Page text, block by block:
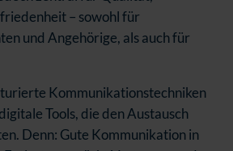
– sowohl für
und Angehörige, als auch für
Kommunikationstechniken
Tools, die den Austausch
Denn: Gute Kommunikation in